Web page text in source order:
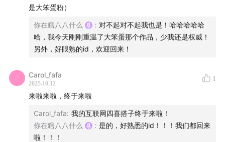
是大笨蛋粉）
你在瞎八八什么 : 对不起对不起我也是！哈哈哈哈哈
哈，我今天刚刚重温了大笨蛋那个作品，少我还是权威！
另外，好眼熟的id，欢迎回来！
Carol_fafa
2025.10.12
1
来啦来啦，终于来啦
Carol_fafa: 我的互联网四喜搭子终于来啦！
你在瞎八八什么
: 是的，好熟悉的id！！！我们都回来
啦！！！